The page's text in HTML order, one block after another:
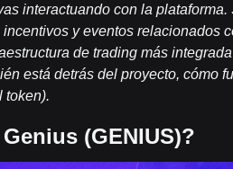
interactuando con la
y eventos relacionados
de trading más
está detrás del proyecto, cómo
token).
(GENIUS)?